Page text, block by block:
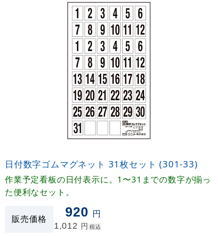
日付数字ゴムマグネット 31枚セット (301-33)
作業予定看板の日付表示に。1〜31までの数字が揃っ
た便利なセット。
販売価格 920 円
1,012 円 税込